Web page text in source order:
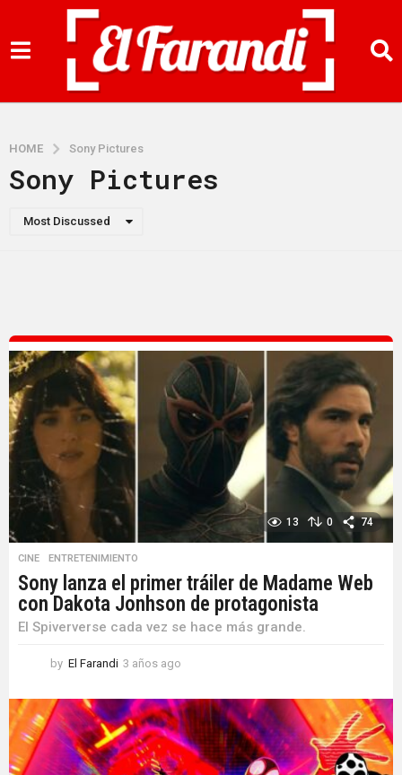
HOME Sony Pictures
Sony Pictures
Most Discussed
13 0 74
CINE ,ENTRETENIMIENTO
Sony lanza el primer tráiler de Madame Web
con Dakota Jonhson de protagonista
El Spiververse cada vez se hace más grande.
by El Farandi 3 años ago
ñ
o
s
a
g